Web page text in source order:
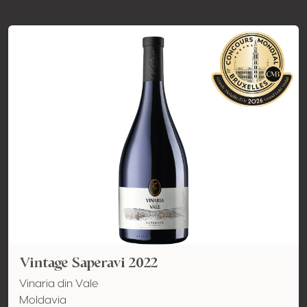
Vintage Saperavi 2022
Vinaria din Vale
Moldavia